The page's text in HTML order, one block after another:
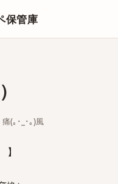
保管庫
(｡･_･｡)風